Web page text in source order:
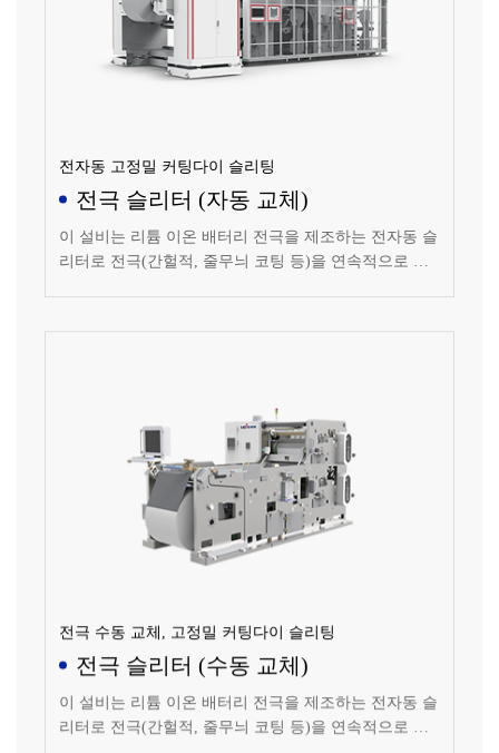
전자동 고정밀 커팅다이 슬리팅
전극 슬리터 (자동 교체)
이 설비는 리튬 이온 배터리 전극을 제조하는 전자동 슬
리터로 전극(간헐적, 줄무늬 코팅 등)을 연속적으로 슬
전극 수동 교체, 고정밀 커팅다이 슬리팅
전극 슬리터 (수동 교체)
이 설비는 리튬 이온 배터리 전극을 제조하는 전자동 슬
리터로 전극(간헐적, 줄무늬 코팅 등)을 연속적으로 슬